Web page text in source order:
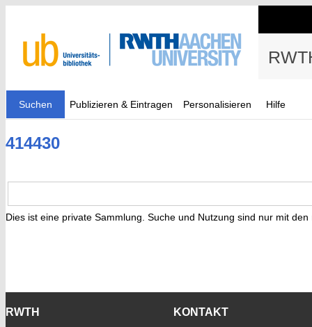
Suchen Publizieren & Eintragen Personalisieren Hilfe
414430
Dies ist eine private Sammlung. Suche und Nutzung sind nur mit
RWTH KONTAKT